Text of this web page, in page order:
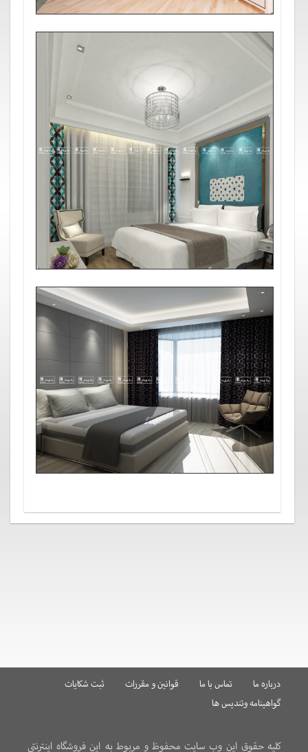
درباره ما تماس با ما قوانین و مقررات
ثبت شکایات
گواهینامه وتندیس ها
کلیه حقوق این وب سایت محفوظ و مربوط به این فروشگاه اینترنتی